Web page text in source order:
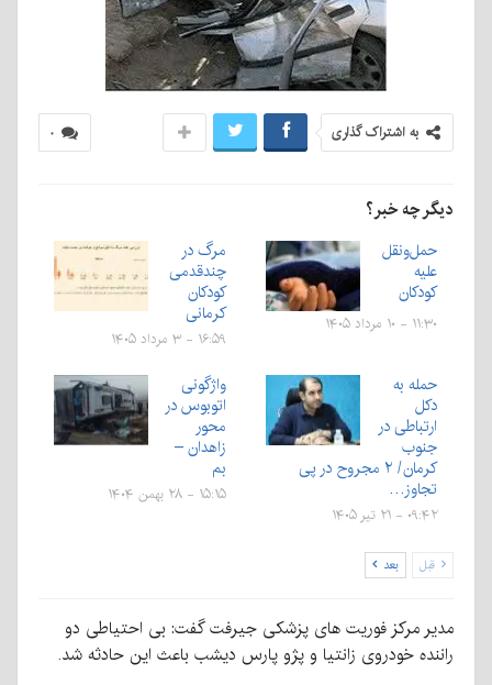
۰ به اشتراک گذاری
دیگر چه خبر؟
حمل‌ونقل
علیه
کودکان
۱۱:۳۰ - ۱۰ مرداد ۱۴۰۵
مرگ در
چندقدمی
کودکان
کرمانی
۱۶:۵۹ - ۳ مرداد ۱۴۰۵
حمله به
دکل
ارتباطی در
جنوب
کرمان/ ۲ مجروح در پی
تجاوز…
۰۹:۴۲ - ۲۱ تیر ۱۴۰۵
واژگونی
اتوبوس در
محور
زاهدان –
بم
۱۵:۱۵ - ۲۸ بهمن ۱۴۰۴
قبل بعد
مدیر مرکز فوریت های پزشکی جیرفت گفت: بی احتیاطی دو
راننده خودروی زانتیا و پژو پارس دیشب باعث این حادثه شد.